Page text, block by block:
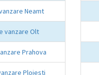
Neamt
vanzare Olt
Prahova
Ploiesti